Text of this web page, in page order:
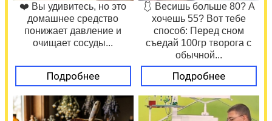
❤️ Вы удивитесь, но это
домашнее средство
понижает давление и
очищает сосуды...
Подробнее
🩱 Весишь больше 80? А
хочешь 55? Вот тебе
способ: Перед сном
съедай 100гр творога с
обычной...
Подробнее